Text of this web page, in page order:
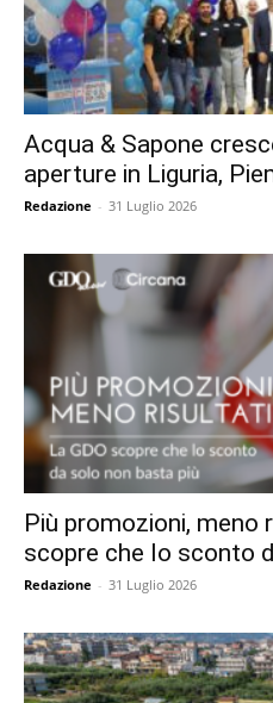
Acqua & Sapone
aperture in Liguria,
Redazione - 31 Luglio 2026
Più promozioni, meno
scopre che lo sconto
Redazione - 31 Luglio 2026